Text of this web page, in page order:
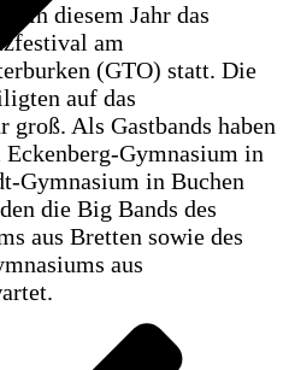
in diesem Jahr das
am
(GTO) statt. Die
auf das
Als Gastbands haben
Gymnasium in
Gymnasium in Buchen
die Big Bands des
aus Bretten sowie des
aus